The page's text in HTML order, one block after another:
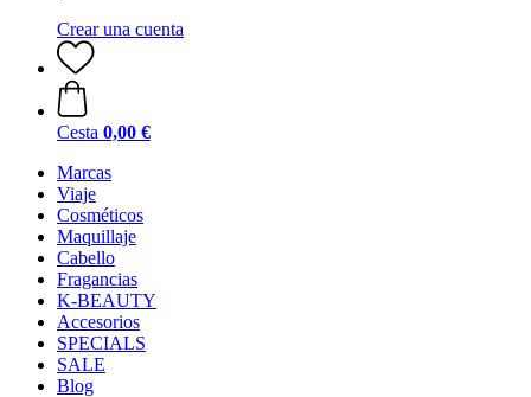
Crear una cuenta
Cesta 0,00 €
Marcas
Viaje
Cosméticos
Maquillaje
Cabello
Fragancias
K-BEAUTY
Accesorios
SPECIALS
SALE
Blog